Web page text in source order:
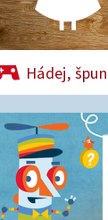
Hádej,